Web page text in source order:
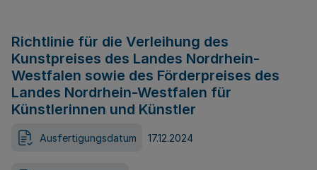
Richtlinie für die Verleihung des
Kunstpreises des Landes Nordrhein-
Westfalen sowie des Förderpreises des
Landes Nordrhein-Westfalen für
Künstlerinnen und Künstler
Ausfertigungsdatum 17.12.2024